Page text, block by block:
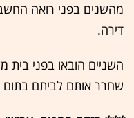
מהשנים בפני רואה
דירה.
השניים הובאו בפני בית
שחרר אותם לביתם בתום